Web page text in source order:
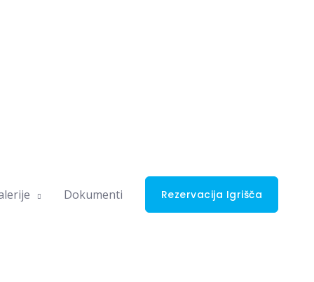
Dokumenti Rezervacija Igrišča